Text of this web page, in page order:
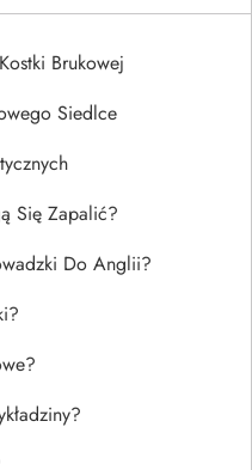
Brukowej
Siedlce
Się Zapalić?
Do Anglii?